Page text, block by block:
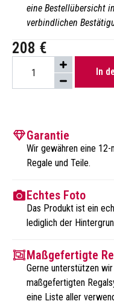
eine Bestellübersicht
verbindlichen
208 €
In
Garantie
Wir gewähren eine
Regale und Teile.
Echtes Foto
Das Produkt ist ein
lediglich der
Maßgefertigte
Gerne unterstützen
maßgefertigten
eine Liste aller